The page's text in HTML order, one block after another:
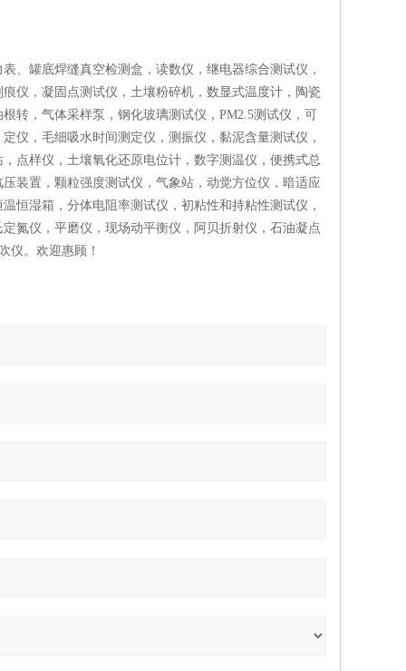
、罐底焊缝真空检测盒，读数仪，继电器综合测试仪，
仪，凝固点测试仪，土壤粉碎机，数显式温度计，陶瓷
转，气体采样泵，钢化玻璃测试仪，PM2.5测试仪，可
仪，毛细吸水时间测定仪，测振仪，黏泥含量测试仪，
点样仪，土壤氧化还原电位计，数字测温仪，便携式总
装置，颗粒强度测试仪，气象站，动觉方位仪，暗适应
恒湿箱，分体电阻率测试仪，初粘性和持粘性测试仪，
氮仪，平磨仪，现场动平衡仪，阿贝折射仪，石油凝点
仪。欢迎惠顾！